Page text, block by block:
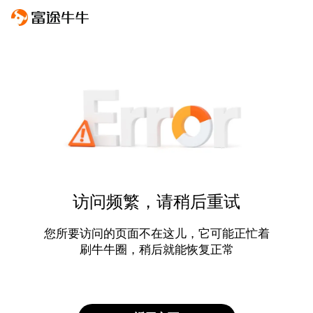
访问频繁，请稍后重试
您所要访问的页面不在这儿，它可能正忙着
刷牛牛圈，稍后就能恢复正常